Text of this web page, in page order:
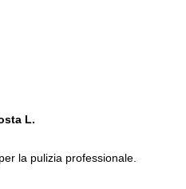
L.
per la pulizia professionale.